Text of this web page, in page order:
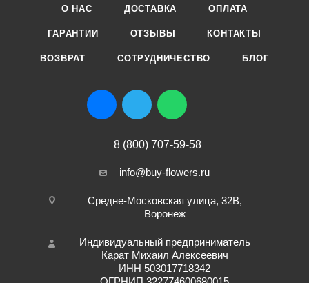
О НАС ДОСТАВКА ОПЛАТА
ГАРАНТИИ ОТЗЫВЫ КОНТАКТЫ
ВОЗВРАТ СОТРУДНИЧЕСТВО БЛОГ
8 (800) 707-59-58
info@buy-flowers.ru
Средне-Московская улица, 32В,
Воронеж
Индивидуальный предприниматель
Карат Михаил Алексеевич
ИНН 503017718342